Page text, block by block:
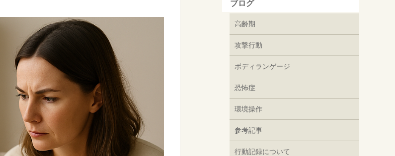
ブログ
高齢期
攻撃行動
ボディランゲージ
恐怖症
環境操作
参考記事
行動記録について